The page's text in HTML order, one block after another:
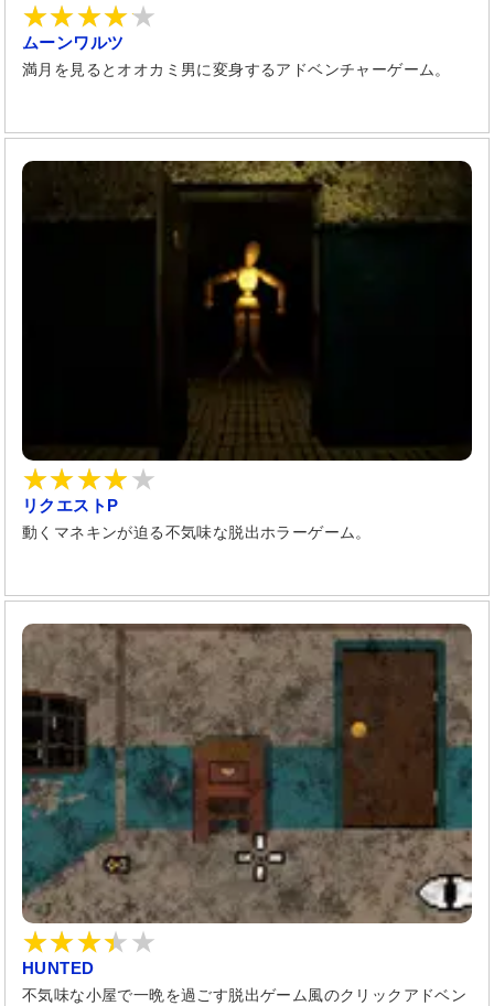
ムーンワルツ
満月を見るとオオカミ男に変身するアドベンチャーゲーム。
リクエストP
動くマネキンが迫る不気味な脱出ホラーゲーム。
HUNTED
不気味な小屋で一晩を過ごす脱出ゲーム風のクリックアドベン